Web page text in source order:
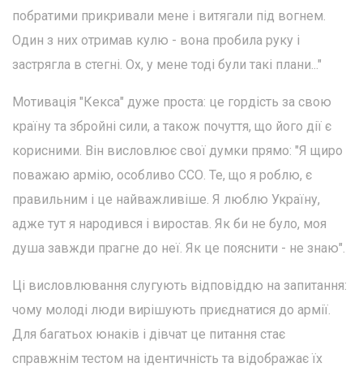
побратими прикривали мене і витягали під вогнем.
Один з них отримав кулю - вона пробила руку і
застрягла в стегні. Ох, у мене тоді були такі плани..."
Мотивація "Кекса" дуже проста: це гордість за свою
країну та збройні сили, а також почуття, що його дії є
корисними. Він висловлює свої думки прямо: "Я щиро
поважаю армію, особливо ССО. Те, що я роблю, є
правильним і це найважливіше. Я люблю Україну,
адже тут я народився і виростав. Як би не було, моя
душа завжди прагне до неї. Як це пояснити - не знаю".
Ці висловлювання слугують відповіддю на запитання:
чому молоді люди вирішують приєднатися до армії.
Для багатьох юнаків і дівчат це питання стає
справжнім тестом на ідентичність та відображає їх